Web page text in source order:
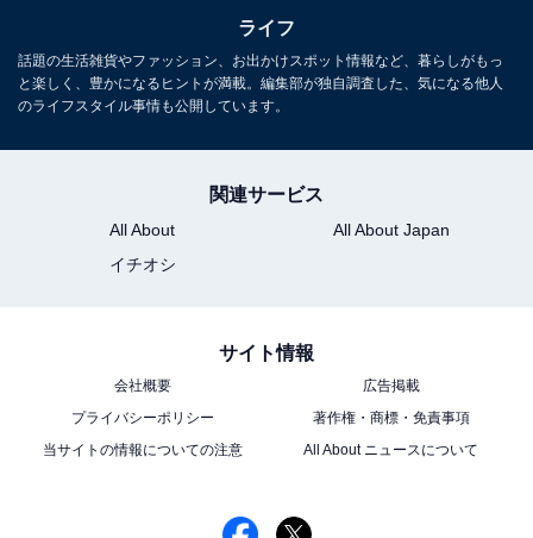
ライフ
話題の生活雑貨やファッション、お出かけスポット情報など、暮らしがもっ
と楽しく、豊かになるヒントが満載。編集部が独自調査した、気になる他人
のライフスタイル事情も公開しています。
関連サービス
All About
All About Japan
イチオシ
サイト情報
会社概要
広告掲載
プライバシーポリシー
著作権・商標・免責事項
当サイトの情報についての注意
All About ニュースについて